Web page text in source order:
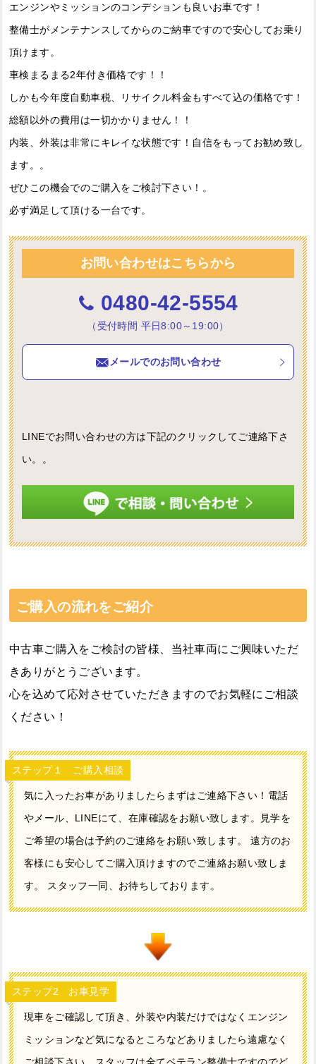
エンジンやミッションのコンデションも良いお車です！
整備士がメンテナンスしてからのご納車ですので安心してお乗り
頂けます。
車検まるまる2年付き価格です！！
しかも今年度自動車税、リサイクル料金もすべて込の価格です！
総額以外の費用は一切かかりません！！
内装、外装は非常にキレイな状態です！自信をもってお勧め致し
ます。。
ぜひこの機会でのご購入をご検討下さい！。
必ず満足して頂ける一台です。
お問い合わせはこちらから
0480-42-5554
（受付時間 平日8:00～19:00）
メールでのお問い合わせ
LINEでお問い合わせの方は下記のクリックしてご連絡下さ
い。。
ご購入の流れをご紹介
中古車ご購入をご検討の皆様、当社車両にご興味いただ
きありがとうございます。
心を込めて応対させていただきますのでお気軽にご相談
ください！
ステップ１ ご購入相談
気に入ったお車がありましたらまずはご連絡下さい！電話
やメール、LINEにて、在庫確認をお願い致します。見学を
ご希望の場合は予約のご連絡をお願い致します。 遠方のお
客様にも安心してご購入頂けますのでご連絡お願い致しま
す。 スタッフ一同、お待ちしております。
ステップ2 お車見学
現車をご確認して頂き、外装や内装だけではなくエンジン
ミッションなど気になるところなどありましたら遠慮なく